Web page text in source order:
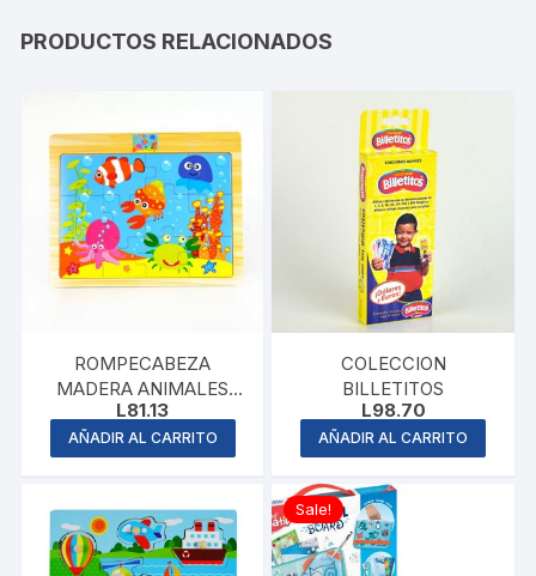
PRODUCTOS RELACIONADOS
ROMPECABEZA
MADERA ANIMALES
DEL MAR
L81.13
AÑADIR AL CARRITO
COLECCION
BILLETITOS
L98.70
AÑADIR AL CARRITO
Sale!